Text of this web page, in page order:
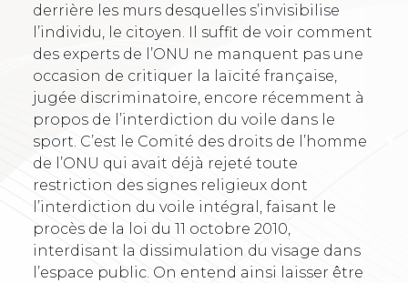
derrière les murs desquelles s’invisibilise
l’individu, le citoyen. Il suffit de voir comment
des experts de l’ONU ne manquent pas une
occasion de critiquer la laïcité française,
jugée discriminatoire, encore récemment à
propos de l’interdiction du voile dans le
sport. C’est le Comité des droits de l’homme
de l’ONU qui avait déjà rejeté toute
restriction des signes religieux dont
l’interdiction du voile intégral, faisant le
procès de la loi du 11 octobre 2010,
interdisant la dissimulation du visage dans
l’espace public. On entend ainsi laisser être